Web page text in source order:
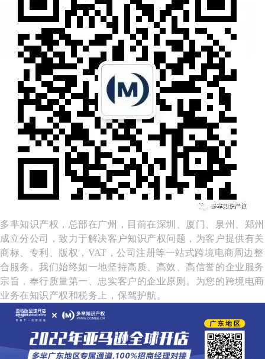
多芈知识产权，总部在广州，目前在深圳、厦门、泉州、郑州
成立分公司，致力于解决客户知识产权问题，为客户提供有关
商标、专利、版权，VAT，公司注册等一站式跨境电商周边整
合服务。我们始终如一地坚持高质、高效、高信誉的企业服务
宗旨，奉行质量第一、忠实客户的企业原则。为您的跨境电商
业务在知识产权和税务上，保驾护航。